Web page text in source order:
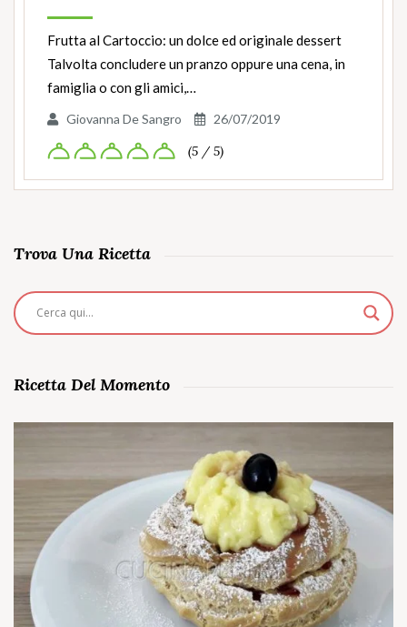
Frutta al Cartoccio: un dolce ed originale dessert
Talvolta concludere un pranzo oppure una cena, in
famiglia o con gli amici,…
Giovanna De Sangro 26/07/2019
(5 / 5)
Trova Una Ricetta
Ricetta Del Momento